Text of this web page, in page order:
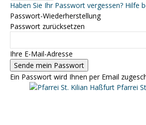
Haben Sie Ihr Passwort vergessen? Hilfe
Passwort-Wiederherstellung
Passwort zurücksetzen
Ihre E-Mail-Adresse
Ein Passwort wird Ihnen per Email
Pfarrei